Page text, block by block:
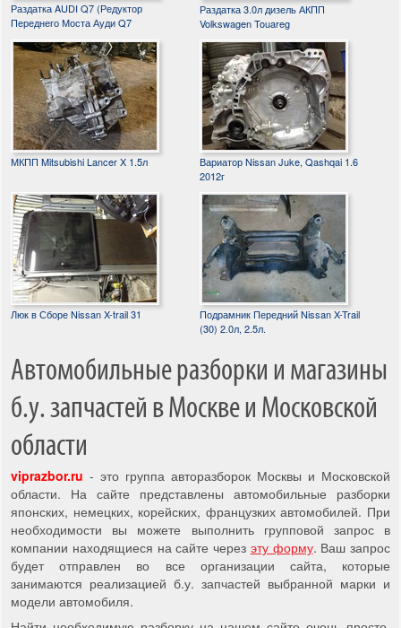
Раздатка AUDI Q7 (Редуктор
Переднего Моста Ауди Q7
Раздатка 3.0л дизель АКПП
Volkswagen Touareg
МКПП Mitsubishi Lancer X 1.5л
Вариатор Nissan Juke, Qashqai 1.6
2012г
Люк в Сборе Nissan X-trail 31
Подрамник Передний Nissan X-Trail
(30) 2.0л, 2.5л.
Автомобильные разборки и магазины
б.у. запчастей в Москве и Московской
области
viprazbor.ru - это группа авторазборок Москвы и Московской
области. На сайте представлены автомобильные разборки
японских, немецких, корейских, французких автомобилей. При
необходимости вы можете выполнить групповой запрос в
компании находящиеся на сайте через эту форму. Ваш запрос
будет отправлен во все организации сайта, которые
занимаются реализацией б.у. запчастей выбранной марки и
модели автомобиля.